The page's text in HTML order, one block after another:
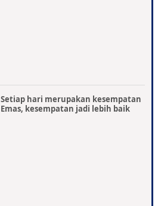
Setiap hari merupakan kesempatan
Emas, kesempatan jadi lebih baik